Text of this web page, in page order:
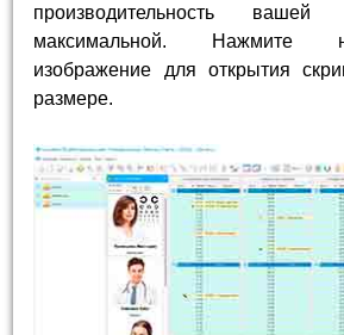
производительность
максимальной. Нажмите
изображение для открытия
размере.